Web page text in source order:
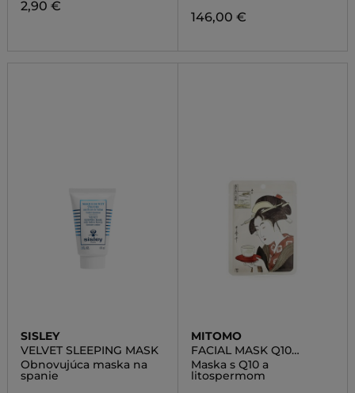
2,90 €
146,00 €
SISLEY
VELVET SLEEPING MASK
Obnovujúca maska na
spanie
MITOMO
FACIAL MASK Q10
LITHOSPERMUM
Maska s Q10 a
litospermom